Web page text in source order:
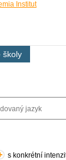
školy
s konkrétní